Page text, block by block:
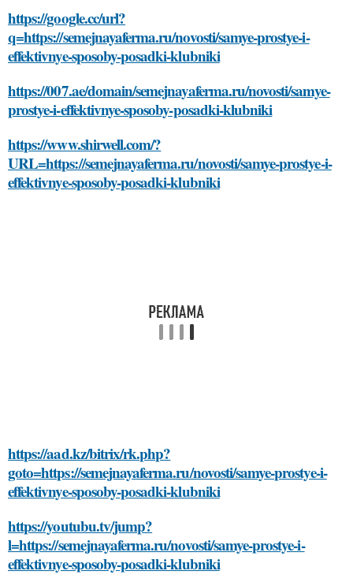
https://google.cc/url?
q=https://semejnayaferma.ru/novosti/samye-prostye-i-
effektivnye-sposoby-posadki-klubniki
https://007.ae/domain/semejnayaferma.ru/novosti/samye-
prostye-i-effektivnye-sposoby-posadki-klubniki
https://www.shirwell.com/?
URL=https://semejnayaferma.ru/novosti/samye-prostye-i-
effektivnye-sposoby-posadki-klubniki
https://aad.kz/bitrix/rk.php?
goto=https://semejnayaferma.ru/novosti/samye-prostye-i-
effektivnye-sposoby-posadki-klubniki
https://youtubu.tv/jump?
l=https://semejnayaferma.ru/novosti/samye-prostye-i-
effektivnye-sposoby-posadki-klubniki